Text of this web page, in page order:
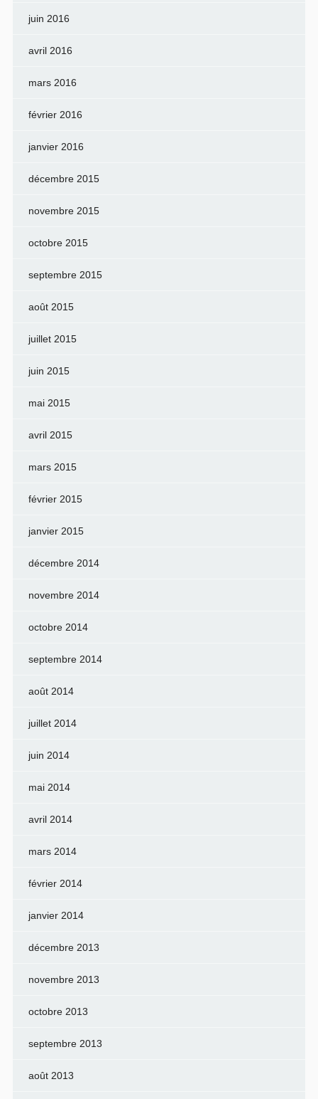
juin 2016
avril 2016
mars 2016
février 2016
janvier 2016
décembre 2015
novembre 2015
octobre 2015
septembre 2015
août 2015
juillet 2015
juin 2015
mai 2015
avril 2015
mars 2015
février 2015
janvier 2015
décembre 2014
novembre 2014
octobre 2014
septembre 2014
août 2014
juillet 2014
juin 2014
mai 2014
avril 2014
mars 2014
février 2014
janvier 2014
décembre 2013
novembre 2013
octobre 2013
septembre 2013
août 2013